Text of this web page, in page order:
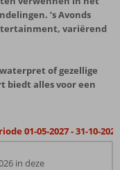
’s Avonds
variërend
of gezellige
biedt alles voor een
01-05-2027 - 31-10-2027
in deze